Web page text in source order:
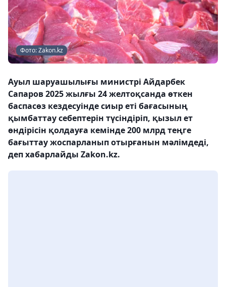
Фото: Zakon.kz
Ауыл шаруашылығы министрі Айдарбек
Сапаров 2025 жылғы 24 желтоқсанда өткен
баспасөз кездесуінде сиыр еті бағасының
қымбаттау себептерін түсіндіріп, қызыл ет
өндірісін қолдауға кемінде 200 млрд теңге
бағыттау жоспарланып отырғанын мәлімдеді,
деп хабарлайды Zakon.kz.